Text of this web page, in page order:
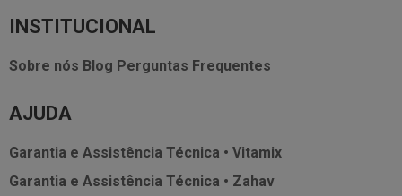
INSTITUCIONAL
Sobre nós Blog Perguntas Frequentes
AJUDA
Garantia e Assistência Técnica • Vitamix
Garantia e Assistência Técnica • Zahav